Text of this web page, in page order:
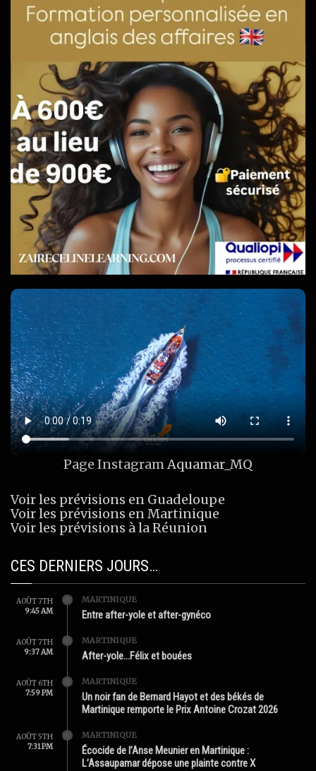
Page InstagramAquamar_MQ
Voir les prévisions en Guadeloupe
Voir les prévisions en Martinique
Voir les prévisions à la Réunion
CES DERNIERS JOURS…
AOÛT 7TH
9:45 AM
MARTINIQUE
Entre after-yole et after-gynéco
AOÛT 7TH
9:37 AM
MARTINIQUE
After-yole…Félix et bouées
AOÛT 6TH
7:59 PM
MARTINIQUE
Un noir fan de Bernard Hayot et des békés de
Martinique remporte le Prix Antoine Crozat 2026
AOÛT 5TH
7:31 PM
MARTINIQUE
Écocide de l’Anse Meunier en Martinique :
L’Assaupamar dépose une plainte contre X